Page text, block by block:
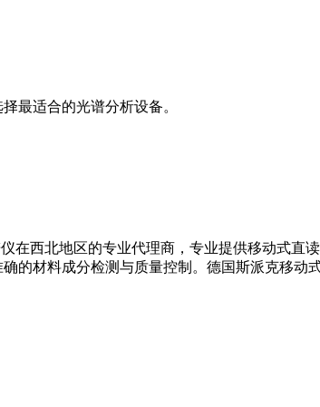
最适合的光谱分析设备。
在西北地区的专业代理商，专业提供移动式直
的材料成分检测与质量控制。德国斯派克移动